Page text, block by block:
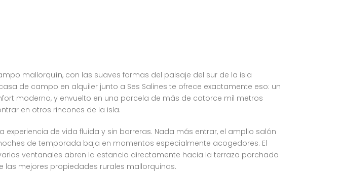
mallorquín, con las suaves formas del paisaje del sur de la isla
de campo en alquiler junto a Ses Salines te ofrece exactamente eso: un
moderno, y envuelto en una parcela de más de catorce mil metros
en otros rincones de la isla.
de vida fluida y sin barreras. Nada más entrar, el amplio salón
de temporada baja en momentos especialmente acogedores. El
ventanales abren la estancia directamente hacia la terraza porchada
las mejores propiedades rurales mallorquinas.